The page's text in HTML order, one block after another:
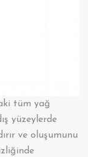
tüm yağ
yüzeylerde
ve oluşumunu